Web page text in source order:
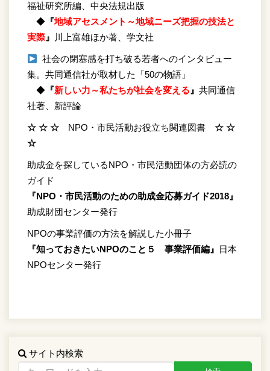
福祉研究所編、中央法規出版
◆ 『地域アセスメント～地域ニーズ把握の技法と
実際』 川上富雄ほか著、学文社
社会の閉塞感を打ち破る若者へのインタビュー
集。共同通信社が取材した「50の物語」
◆ 『新しい力～私たちが社会を変える 』 共同通信
社著、新評論
☆ ☆ ☆ NPO・市民活動お役立ち関連図書 ☆ ☆
☆
助成金を探しているNPO・市民活動団体の方必読の
ガイド
『NPO・市民活動のための助成金応募ガイド2018』
助成財団センター発行
NPOの事業評価の方法を解説した小冊子
『知っておきたいNPOのこと５ 事業評価編』 日本
NPOセンター発行
サイト内検索